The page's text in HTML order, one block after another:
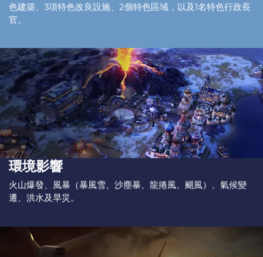
色建築、3項特色改良設施、2個特色區域，以及1名特色行政長
官。
環境影響
火山爆發、風暴（暴風雪、沙塵暴、龍捲風、颶風）、氣候變
遷、洪水及旱災。